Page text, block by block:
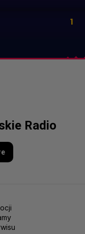
1
Radio